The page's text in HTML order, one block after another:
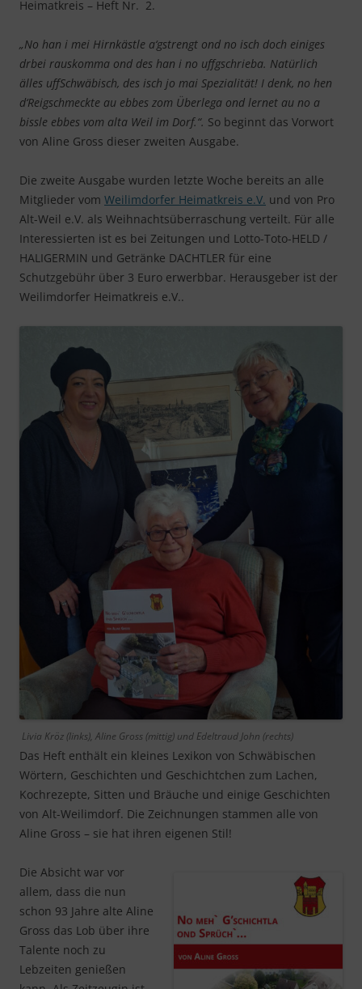
Heimatkreis – Heft Nr. 2.
„No han i mei Hirnkästle a‘gstrengt ond no isch doch einiges
drbei rauskomma ond des han i no uffgschrieba. Natürlich
älles uffSchwäbisch, des isch jo mai Spezialität! I denk, no hen
d‘Reigschmeckte au ebbes zom Überlega ond lernet au no a
bissle ebbes vom alta Weil im Dorf.“. So beginnt das Vorwort
von Aline Gross dieser zweiten Ausgabe.
Die zweite Ausgabe wurden letzte Woche bereits an alle
Mitglieder vom Weilimdorfer Heimatkreis e.V. und von Pro
Alt-Weil e.V. als Weihnachtsüberraschung verteilt. Für alle
Interessierten ist es bei Zeitungen und Lotto-Toto-HELD /
HALIGERMIN und Getränke DACHTLER für eine
Schutzgebühr über 3 Euro erwerbbar. Herausgeber ist der
Weilimdorfer Heimatkreis e.V..
Livia Kröz (links), Aline Gross (mittig) und Edeltraud John (rechts)
Das Heft enthält ein kleines Lexikon von Schwäbischen
Wörtern, Geschichten und Geschichtchen zum Lachen,
Kochrezepte, Sitten und Bräuche und einige Geschichten
von Alt-Weilimdorf. Die Zeichnungen stammen alle von
Aline Gross – sie hat ihren eigenen Stil!
Die Absicht war vor
allem, dass die nun
schon 93 Jahre alte Aline
Gross das Lob über ihre
Talente noch zu
Lebzeiten genießen